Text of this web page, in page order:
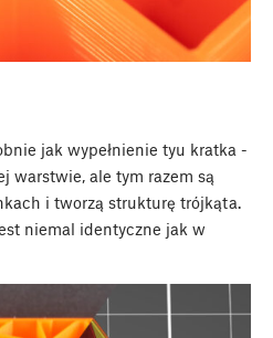
jak wypełnienie tyu kratka -
warstwie, ale tym razem są
i tworzą strukturę trójkąta.
niemal identyczne jak w